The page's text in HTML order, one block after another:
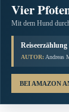
Vier
Mit dem Hund
AUTOR: Andreas
BEI AMAZON